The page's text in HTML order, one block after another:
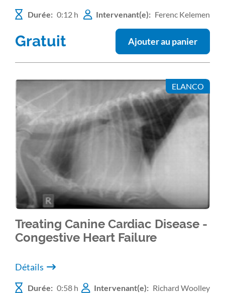
Durée: 0:12 h Intervenant(e): Ferenc Kelemen
Gratuit Ajouter au panier
ELANCO
Treating Canine Cardiac Disease -
Congestive Heart Failure
Détails
Durée: 0:58 h Intervenant(e): Richard Woolley